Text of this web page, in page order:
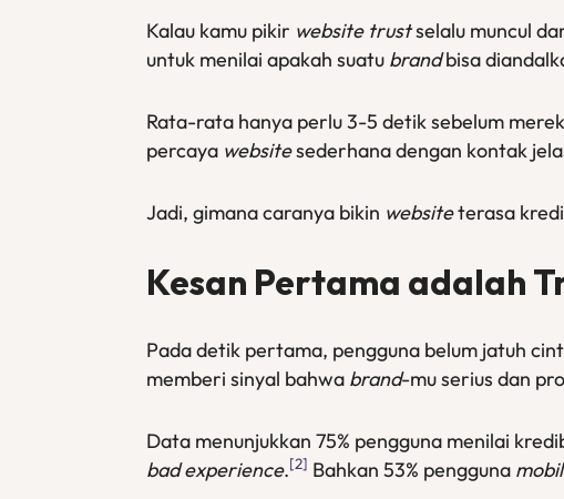
Kalau kamu pikir website trustselalu muncul
untuk menilai apakah suatu brandbisa
Rata-rata hanya perlu 3-5 detik sebelum
percaya websitesederhana dengan kontak
Jadi, gimana caranya bikin websiteterasa
Kesan Pertama adalah
Pada detik pertama, pengguna belum jatuh
memberi sinyal bahwa brand-mu serius dan
Data menunjukkan 75% pengguna menilai
bad experience.[2] Bahkan 53% pengguna